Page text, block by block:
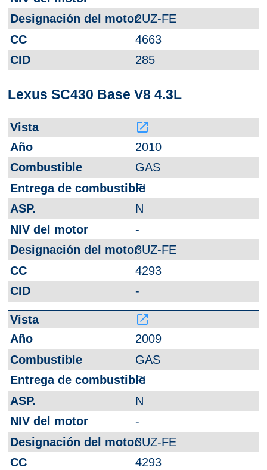
2UZ-FE
4663
285
Lexus SC430 Base V8 4.3L
launch
2010
GAS
FI
N
-
3UZ-FE
4293
-
launch
2009
GAS
FI
N
-
3UZ-FE
4293